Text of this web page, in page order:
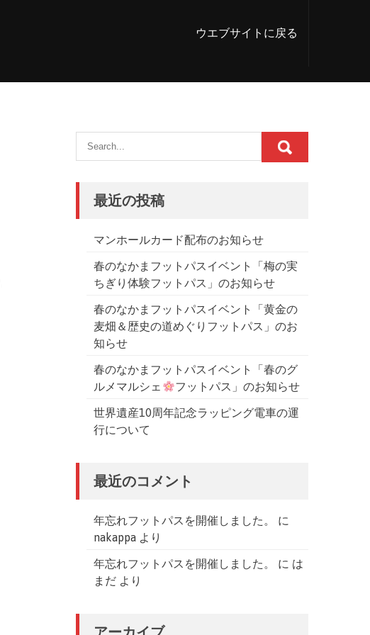
ウエブサイトに戻る
最近の投稿
マンホールカード配布のお知らせ
春のなかまフットパスイベント「梅の実
ちぎり体験フットパス」のお知らせ
春のなかまフットパスイベント「黄金の
麦畑＆歴史の道めぐりフットパス」のお
知らせ
春のなかまフットパスイベント「春のグ
ルメマルシェ
フットパス」のお知らせ
世界遺産10周年記念ラッピング電車の運
行について
最近のコメント
年忘れフットパスを開催しました。
に
nakappa より
年忘れフットパスを開催しました。 に は
まだ より